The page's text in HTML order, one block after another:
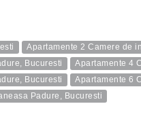
Apartamente 2 Camere de
Bucuresti
Apartamente 4
Bucuresti
Apartamente 6
Padure, Bucuresti